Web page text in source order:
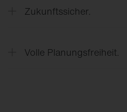
Zukunftssicher.
Volle Planungsfreiheit.